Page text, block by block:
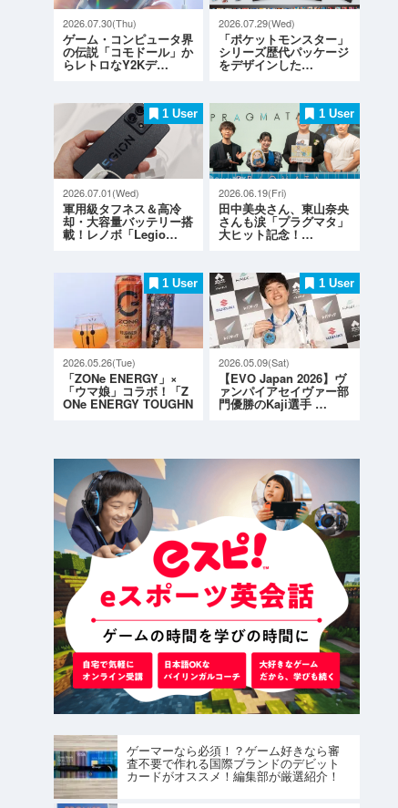
2026.07.30(Thu)
ゲーム・コンピュータ界
の伝説「コモドール」か
らレトロなY2Kデ…
2026.07.29(Wed)
「ポケットモンスター」
シリーズ歴代パッケージ
をデザインした…
1 User
2026.07.01(Wed)
軍用級タフネス＆高冷
却・大容量バッテリー搭
載！レノボ「Legio…
1 User
2026.06.19(Fri)
田中美央さん、東山奈央
さんも涙「プラグマタ」
大ヒット記念！…
1 User
2026.05.26(Tue)
「ZONe ENERGY」×
「ウマ娘」コラボ！「Z
ONe ENERGY TOUGHN
1 User
2026.05.09(Sat)
【EVO Japan 2026】ヴ
ァンパイアセイヴァー部
門優勝のKaji選手 …
ゲーマーなら必須！？ゲーム好きなら審
査不要で作れる国際ブランドのデビット
カードがオススメ！編集部が厳選紹介！